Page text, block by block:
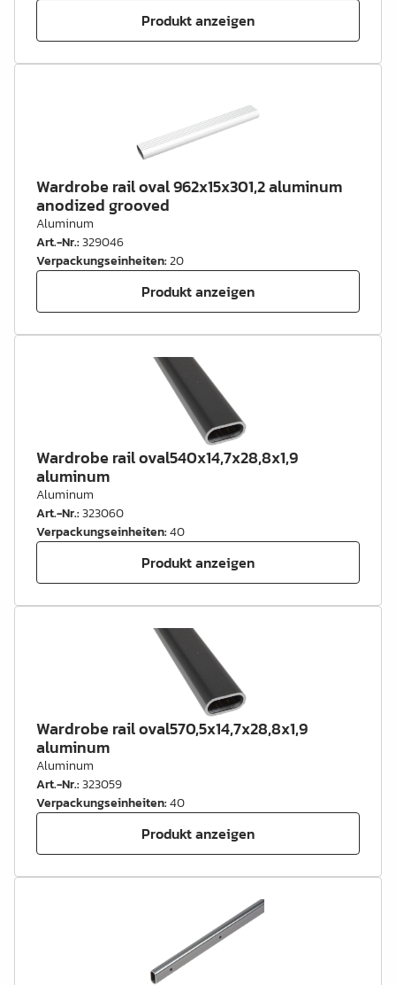
Produkt anzeigen
Wardrobe rail oval 962x15x301,2 aluminum
anodized grooved
Aluminum
Art.-Nr.:329046
Verpackungseinheiten:20
Produkt anzeigen
Wardrobe rail oval540x14,7x28,8x1,9
aluminum
Aluminum
Art.-Nr.:323060
Verpackungseinheiten:40
Produkt anzeigen
Wardrobe rail oval570,5x14,7x28,8x1,9
aluminum
Aluminum
Art.-Nr.:323059
Verpackungseinheiten:40
Produkt anzeigen